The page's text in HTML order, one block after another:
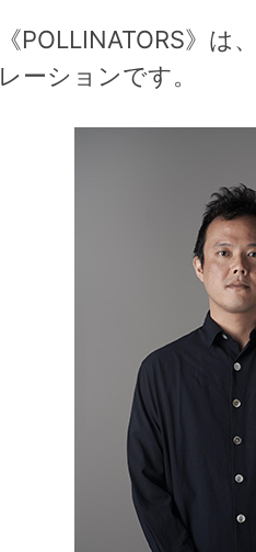
《POLLINATORS》
レーションです。